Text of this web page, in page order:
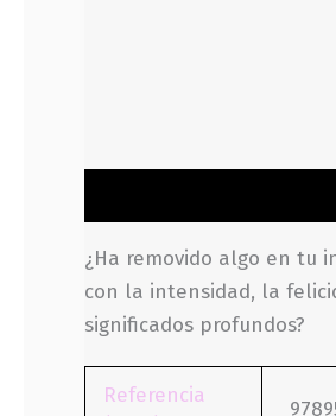
¿Ha removido algo en tu
con la intensidad, la
significados profundos?
Referencia